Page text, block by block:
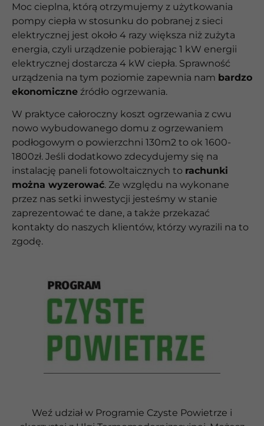
Moc cieplna, którą otrzymujemy z użytkowania
pompy ciepła w stosunku do pobranej z sieci
elektrycznej jest około 4 razy większa niż zużyta
energia, czyli urządzenie pobierając 1 kW energii
elektrycznej dostarcza 4 kW ciepła. Sprawność
urządzenia na tym poziomie zapewnia nam bardzo
ekonomiczne źródło ogrzewania.
W praktyce całoroczny koszt ogrzewania z cwu
nowo wybudowanego domu z ogrzewaniem
podłogowym o powierzchni 130m2 to ok 1600-
1800zł. Jeśli dodatkowo zdecydujemy się na
instalację paneli fotowoltaicznych to rachunki
można wyzerować. Ze względu na wykonane
przez nas setki inwestycji jesteśmy w stanie
zaprezentować te dane, a także przekazać
kontakty do naszych klientów, którzy wyrazili na to
zgodę.
Weź udział w Programie Czyste Powietrze i